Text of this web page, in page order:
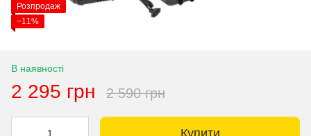
Розпродаж
−11%
В наявності
2 295 грн 2 590 грн
Купити